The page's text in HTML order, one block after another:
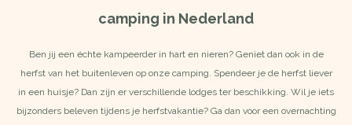
camping in Nederland
Ben jij een échte kampeerder in hart en nieren? Geniet dan ook in de
herfst van het buitenleven op onze camping. Spendeer je de herfst liever
in een huisje? Dan zijn er verschillende lodges ter beschikking. Wil je iets
bijzonders beleven tijdens je herfstvakantie? Ga dan voor een overnachting